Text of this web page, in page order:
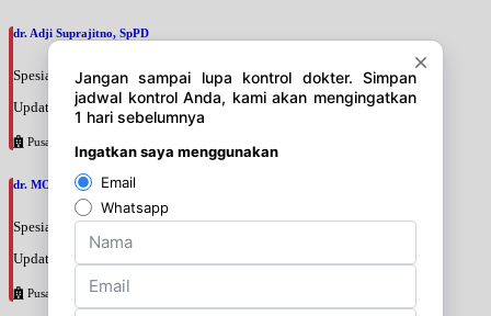
dr. Adji Suprajitno, SpPD
Spesialis: Penyakit Dalam
Update terakhir: 2026-08-07 20:37:59
Pusat Pertamina
dr. MOCHAMAD PASHA, SpPD
Spesialis: Penyakit Dalam
Update terakhir: 2026-08-07 20:35:45
Pusat Pertamina